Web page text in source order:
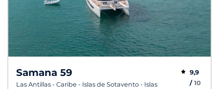
Samana 59
Las Antillas - Caribe - Islas de Sotavento - Islas
9,9
/10